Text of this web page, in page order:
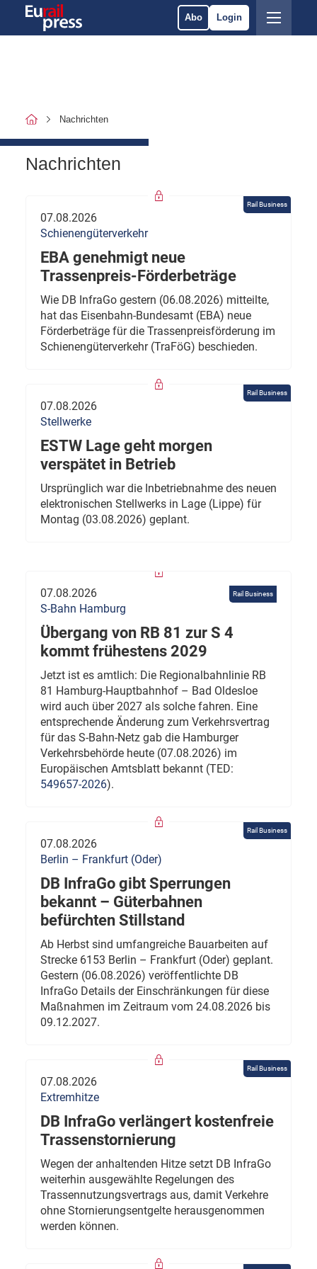
Abo Login
Nachrichten
Nachrichten
Rail Business
07.08.2026
Schienengüterverkehr
EBA genehmigt neue
Trassenpreis-Förderbeträge
Wie DB InfraGo gestern (06.08.2026) mitteilte,
hat das Eisenbahn-Bundesamt (EBA) neue
Förderbeträge für die Trassenpreisförderung im
Schienengüterverkehr (TraFöG) beschieden.
Rail Business
07.08.2026
Stellwerke
ESTW Lage geht morgen
verspätet in Betrieb
Ursprünglich war die Inbetriebnahme des neuen
elektronischen Stellwerks in Lage (Lippe) für
Montag (03.08.2026) geplant.
Rail Business
07.08.2026
S-Bahn Hamburg
Übergang von RB 81 zur S 4
kommt frühestens 2029
Jetzt ist es amtlich: Die Regionalbahnlinie RB
81 Hamburg-Hauptbahnhof – Bad Oldesloe
wird auch über 2027 als solche fahren. Eine
entsprechende Änderung zum Verkehrsvertrag
für das S-Bahn-Netz gab die Hamburger
Verkehrsbehörde heute (07.08.2026) im
Europäischen Amtsblatt bekannt (TED:
549657-2026).
Rail Business
07.08.2026
Berlin – Frankfurt (Oder)
DB InfraGo gibt Sperrungen
bekannt – Güterbahnen
befürchten Stillstand
Ab Herbst sind umfangreiche Bauarbeiten auf
Strecke 6153 Berlin – Frankfurt (Oder) geplant.
Gestern (06.08.2026) veröffentlichte DB
InfraGo Details der Einschränkungen für diese
Maßnahmen im Zeitraum vom 24.08.2026 bis
09.12.2027.
Rail Business
07.08.2026
Extremhitze
DB InfraGo verlängert kostenfreie
Trassenstornierung
Wegen der anhaltenden Hitze setzt DB InfraGo
weiterhin ausgewählte Regelungen des
Trassennutzungsvertrags aus, damit Verkehre
ohne Stornierungsentgelte herausgenommen
werden können.